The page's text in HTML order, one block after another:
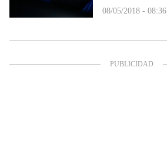
08/05/2018 - 08:36